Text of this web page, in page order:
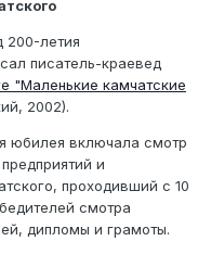
200-летия
писатель-краевед
"Маленькие камчатские
2002).
юбилея включала смотр
и
проходивший с 10
смотра
дипломы и грамоты.